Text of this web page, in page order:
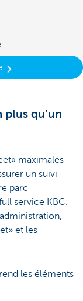
qu’un
maximales
un suivi
parc
service KBC.
et les
les éléments